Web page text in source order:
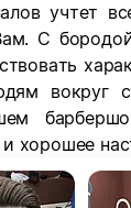
учтет
С
вокруг
хорошее